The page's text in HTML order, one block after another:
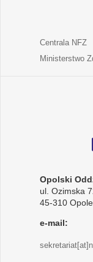
Centrala NFZ
Ministerstwo
Opolski
ul. Ozimska
45-310 Opole
e-mail: